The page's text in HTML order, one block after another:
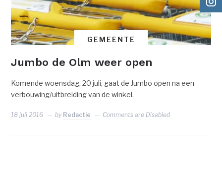
GEMEENTE
Jumbo de Olm weer open
Komende woensdag, 20 juli, gaat de Jumbo open na een
verbouwing/uitbreiding van de winkel.
18 juli 2016 by Redactie Comments are Disabled